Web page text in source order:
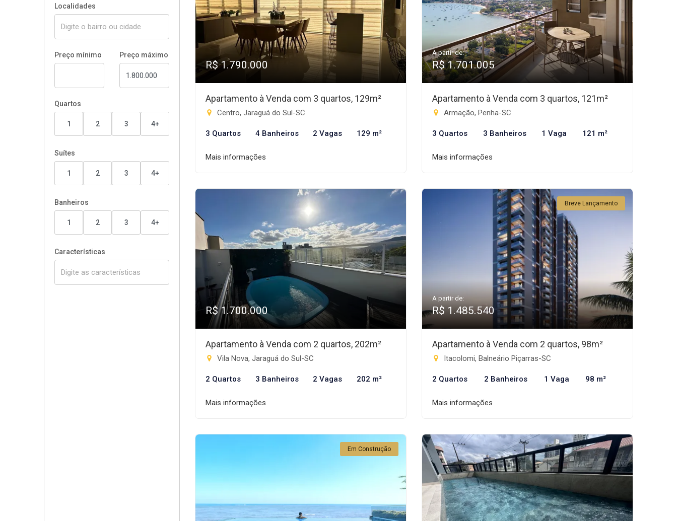
Localidades
Preço mínimo Preço máximo
Quartos
1 2 3 4+
Suítes
1 2 3 4+
Banheiros
1 2 3 4+
Características
R$ 1.790.000
Apartamento à Venda com 3 quartos, 129m²
Centro, Jaraguá do Sul-SC
3 Quartos 4 Banheiros 2 Vagas 129 m²
Mais informações
A partir de:
R$ 1.701.005
Apartamento à Venda com 3 quartos, 121m²
Armação, Penha-SC
3 Quartos 3 Banheiros 1 Vaga 121 m²
Mais informações
R$ 1.700.000
Apartamento à Venda com 2 quartos, 202m²
Vila Nova, Jaraguá do Sul-SC
2 Quartos 3 Banheiros 2 Vagas 202 m²
Mais informações
Breve Lançamento
A partir de:
R$ 1.485.540
Apartamento à Venda com 2 quartos, 98m²
Itacolomi, Balneário Piçarras-SC
2 Quartos 2 Banheiros 1 Vaga 98 m²
Mais informações
Em Construção